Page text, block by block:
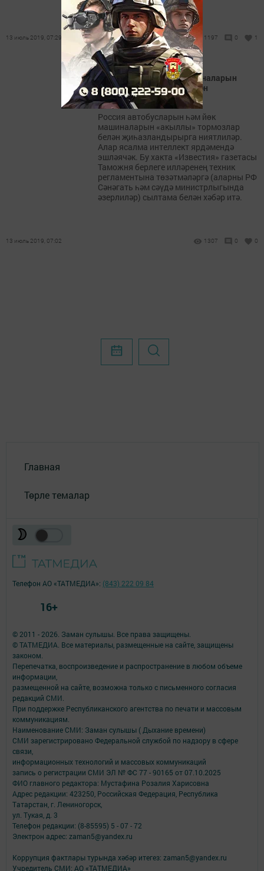
13 июль 2019, 07:29 1197 0 1
Автобуслар һәм йөк машиналарын
«акыллы» тормозлар белән
җиһазландырачаклар
Россия автобусларын һәм йөк
машиналарын «акыллы» тормозлар
белән җиһазландырырга ниятлиләр.
Алар ясалма интеллект ярдәмендә
эшләячәк. Бу хакта «Известия» газетасы
Таможня берлеге илләренең техник
регламентына төзәтмәләргә (аларны РФ
Сәнәгать һәм сәүдә министрлыгында
әзерлиләр) сылтама белән хәбәр итә.
13 июль 2019, 07:02 1307 0 0
Главная
Төрле темалар
© 2011 - 2026. Заман сулышы. Все права защищены.
© ТАТМЕДИА. Все материалы, размещенные на сайте, защищены
законом.
Перепечатка, воспроизведение и распространение в любом объеме
информации,
размещенной на сайте, возможна только с письменного согласия
редакций СМИ.
При поддержке Республиканского агентства по печати и массовым
коммуникациям.
Наименование СМИ: Заман сулышы ( Дыхание времени)
СМИ зарегистрировано Федеральной службой по надзору в сфере
связи,
информационных технологий и массовых коммуникаций
запись о регистрации СМИ ЭЛ № ФС 77 - 90165 от 07.10.2025
ФИО главного редактора: Мустафина Розалия Харисовна
Адрес редакции: 423250, Российская Федерация, Республика
Татарстан, г. Лениногорск,
ул. Тукая, д. 3
Телефон редакции: (8-85595) 5 - 07 - 72
Электрон адрес: zaman5@yandex.ru
Коррупция фактлары турында хәбәр итегез: zaman5@yandex.ru
Учредитель СМИ: АО «ТАТМЕДИА»
Телефон АО «ТАТМЕДИА»: (843) 222 09 84
16+